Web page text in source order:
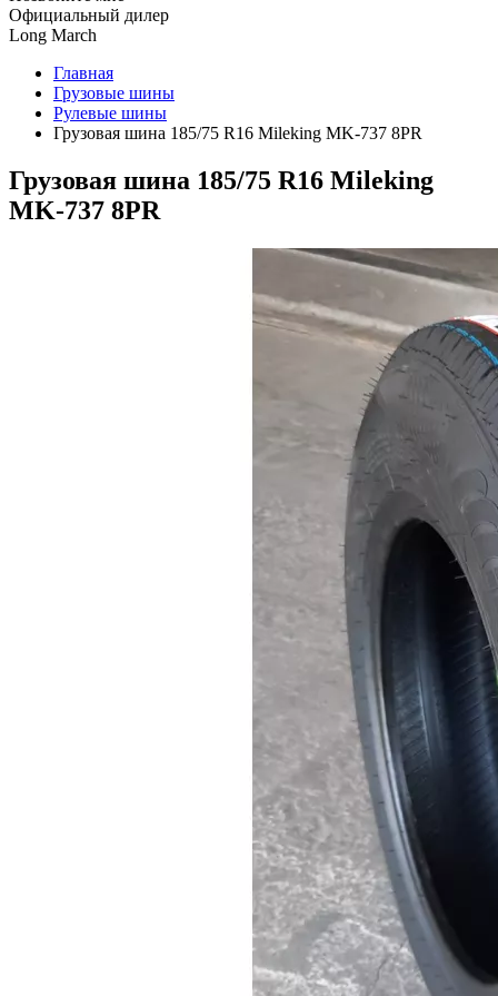
Официальный дилер
Long March
Главная
Грузовые шины
Рулевые шины
Грузовая шина 185/75 R16 Mileking MK-737 8PR
Грузовая шина 185/75 R16 Mileking
MK-737 8PR